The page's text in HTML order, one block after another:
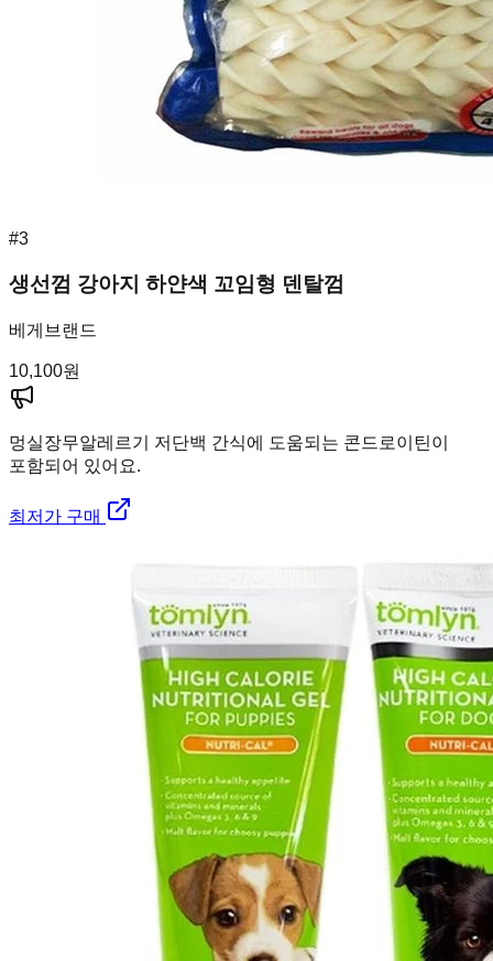
#3
생선껌 강아지 하얀색 꼬임형 덴탈껌
베게브랜드
10,100원
멍실장무알레르기 저단백 간식에 도움되는 콘드로이틴이
포함되어 있어요.
최저가 구매